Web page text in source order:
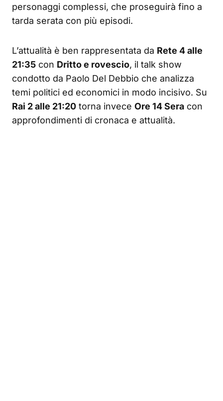
personaggi complessi, che proseguirà fino a
tarda serata con più episodi.
L’attualità è ben rappresentata da Rete 4 alle
21:35 con Dritto e rovescio, il talk show
condotto da Paolo Del Debbio che analizza
temi politici ed economici in modo incisivo. Su
Rai 2 alle 21:20 torna invece Ore 14 Sera con
approfondimenti di cronaca e attualità.